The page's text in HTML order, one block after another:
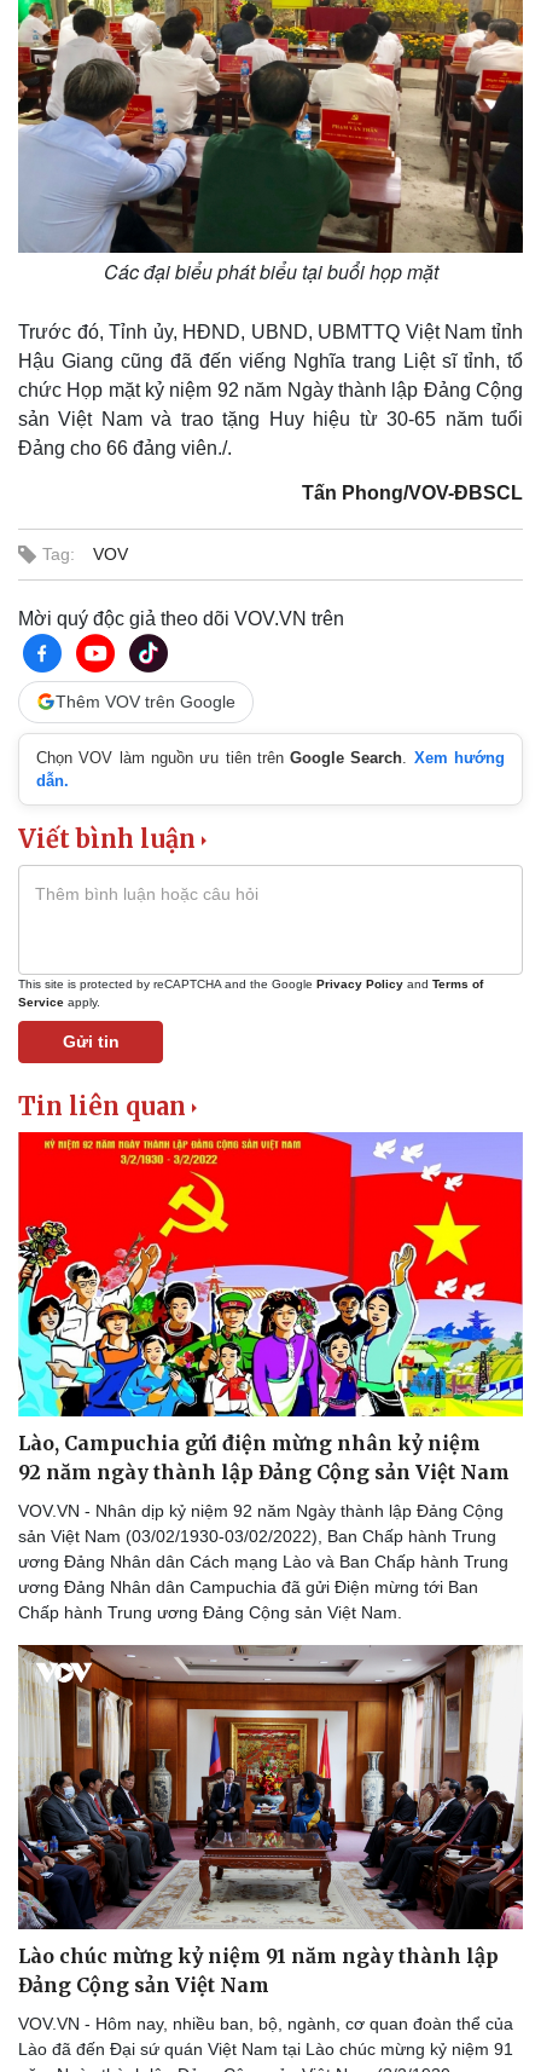
Thị trường
Giá cà phê
Pháp luật
Vụ án
Tin nóng
Tư vấn luật
Quân sự - Quốc phòng
Vũ khí
Việt Nam
Phân tích
Các đại biểu phát biểu tại buổi họp mặt
Trước đó, Tỉnh ủy, HĐND, UBND, UBMTTQ Việt Nam tỉnh
Hậu Giang cũng đã đến viếng Nghĩa trang Liệt sĩ tỉnh, tổ
chức Họp mặt kỷ niệm 92 năm Ngày thành lập Đảng Cộng
sản Việt Nam và trao tặng Huy hiệu từ 30-65 năm tuổi
Đảng cho 66 đảng viên./.
Tấn Phong/VOV-ĐBSCL
Tag: VOV
Mời quý độc giả theo dõi VOV.VN trên
Thêm VOV trên Google
Chọn VOV làm nguồn ưu tiên trênGoogle Search
Xem hướng
dẫn.
Viết bình luận
This site is protected by reCAPTCHA and the Google Privacy Policy and Terms of
Service apply.
Gửi tin
Tin liên quan
Lào, Campuchia gửi điện mừng nhân kỷ niệm
92 năm ngày thành lập Đảng Cộng sản Việt Nam
VOV.VN - Nhân dịp kỷ niệm 92 năm Ngày thành lập Đảng Cộng
sản Việt Nam (03/02/1930-03/02/2022), Ban Chấp hành Trung
ương Đảng Nhân dân Cách mạng Lào và Ban Chấp hành Trung
ương Đảng Nhân dân Campuchia đã gửi Điện mừng tới Ban
Chấp hành Trung ương Đảng Cộng sản Việt Nam. ​
Lào chúc mừng kỷ niệm 91 năm ngày thành lập
Đảng Cộng sản Việt Nam
VOV.VN - Hôm nay, nhiều ban, bộ, ngành, cơ quan đoàn thể của
Lào đã đến Đại sứ quán Việt Nam tại Lào chúc mừng kỷ niệm 91